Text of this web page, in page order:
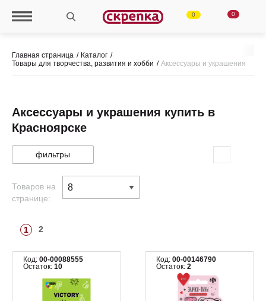
0 0
Главная страница
Каталог
Товары для творчества, развития и хобби
Аксессуары и украшения
Аксессуары и украшения купить в
Красноярске
фильтры
Товаров на
странице:
1 2
Код: 00-00088555
Остаток: 10
Код:00-00146790
Остаток:2